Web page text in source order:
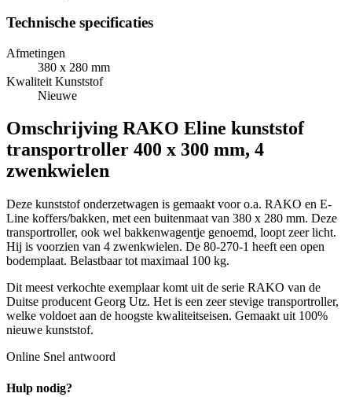
Technische specificaties
Afmetingen
380 x 280 mm
Kwaliteit Kunststof
Nieuwe
Omschrijving RAKO Eline kunststof
transportroller 400 x 300 mm, 4
zwenkwielen
Deze kunststof onderzetwagen is gemaakt voor o.a. RAKO en E-
Line koffers/bakken, met een buitenmaat van 380 x 280 mm. Deze
transportroller, ook wel bakkenwagentje genoemd, loopt zeer licht.
Hij is voorzien van 4 zwenkwielen. De 80-270-1 heeft een open
bodemplaat. Belastbaar tot maximaal 100 kg.
Dit meest verkochte exemplaar komt uit de serie RAKO van de
Duitse producent Georg Utz. Het is een zeer stevige transportroller,
welke voldoet aan de hoogste kwaliteitseisen. Gemaakt uit 100%
nieuwe kunststof.
Online Snel antwoord
Hulp nodig?